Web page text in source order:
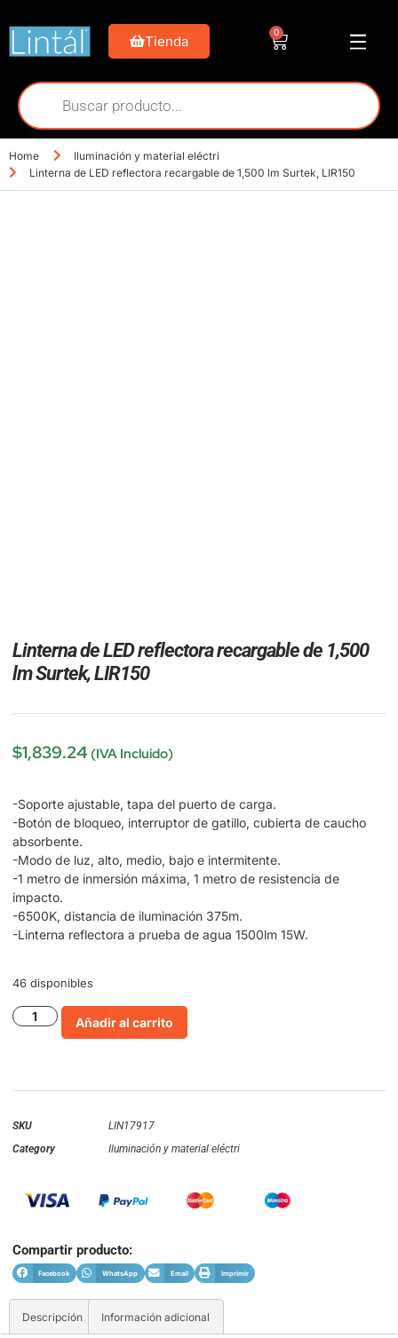
Tienda
0
Home
Iluminación y material eléctri
Linterna de LED reflectora recargable de 1,500 lm Surtek, LIR150
Linterna de LED reflectora recargable de 1,500
lm Surtek, LIR150
$1,839.24 (IVA Incluido)
-Soporte ajustable, tapa del puerto de carga.
-Botón de bloqueo, interruptor de gatillo, cubierta de caucho
absorbente.
-Modo de luz, alto, medio, bajo e intermitente.
-1 metro de inmersión máxima, 1 metro de resistencia de
impacto.
-6500K, distancia de iluminación 375m.
-Linterna reflectora a prueba de agua 1500lm 15W.
46 disponibles
Añadir al carrito
SKU
LIN17917
Category
Iluminación y material eléctri
Compartir producto:
Facebook WhatsApp Email Imprimir
Descripción Información adicional